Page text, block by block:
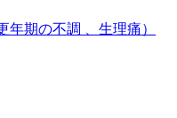
期の不調 、生理痛）